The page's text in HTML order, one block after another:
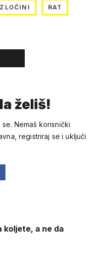
ZLOČINI RAT
želiš!
Nemaš korisnički
registriraj se i uključi
koljete, a ne da